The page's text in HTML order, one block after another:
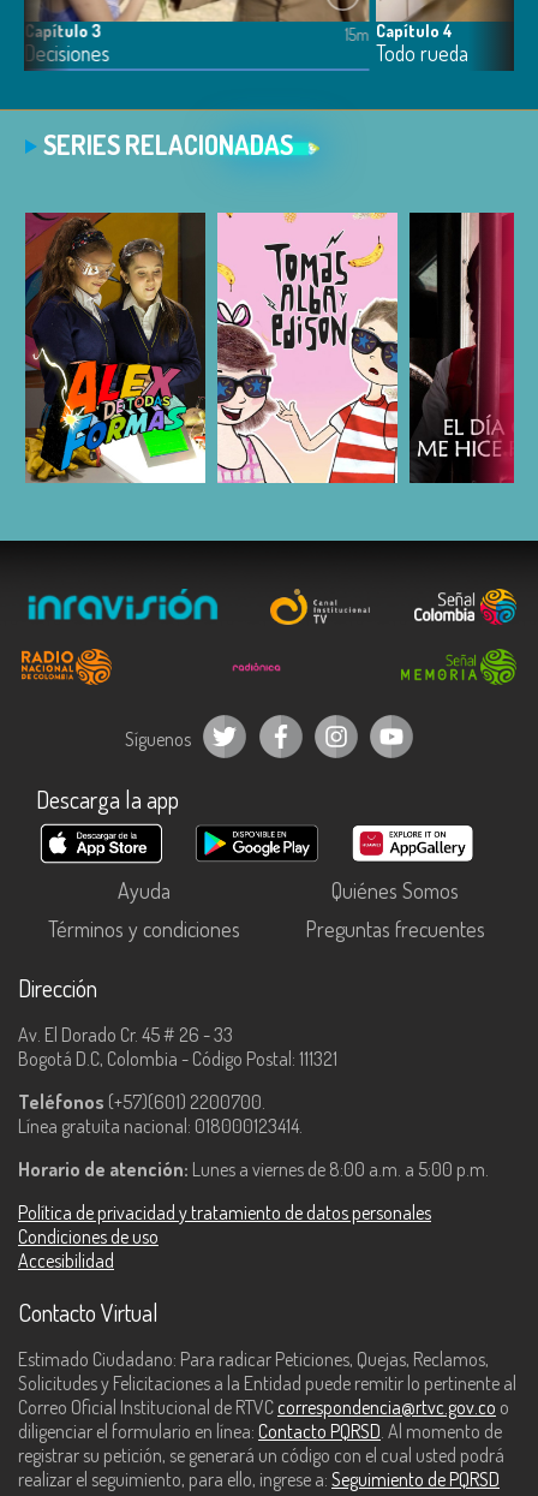
Capítulo 3
Decisiones
15m Capítulo 4
Todo rueda
SERIES RELACIONADAS
ESCUCHAR ESCUCHAR
Síguenos
Descarga la app
Ayuda
Quiénes Somos
Términos y condiciones
Preguntas frecuentes
Dirección
Av. El Dorado Cr. 45 # 26 - 33
Bogotá D.C, Colombia - Código Postal: 111321
Teléfonos (+57)(601) 2200700.
Línea gratuita nacional: 018000123414.
Horario de atención: Lunes a viernes de 8:00 a.m. a 5:00 p.m.
Política de privacidad y tratamiento de datos personales
Condiciones de uso
Accesibilidad
Contacto Virtual
Estimado Ciudadano: Para radicar Peticiones, Quejas, Reclamos,
Solicitudes y Felicitaciones a la Entidad puede remitir lo pertinente al
Correo Oficial Institucional de RTVC correspondencia@rtvc.gov.co o
diligenciar el formulario en línea: Contacto PQRSD. Al momento de
registrar su petición, se generará un código con el cual usted podrá
realizar el seguimiento, para ello, ingrese a: Seguimiento de PQRSD